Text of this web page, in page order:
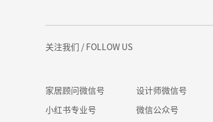
关注我们 / FOLLOW US
家居顾问微信号 设计师微信号
小红书专业号 微信公众号